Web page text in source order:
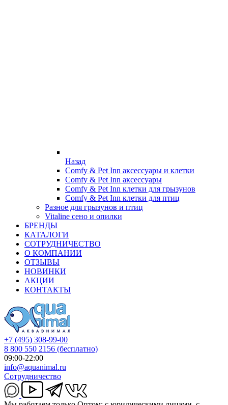
Назад
Comfy & Pet Inn аксессуары и клетки
Comfy & Pet Inn аксессуары
Comfy & Pet Inn клетки для грызунов
Comfy & Pet Inn клетки для птиц
Разное для грызунов и птиц
Vitaline сено и опилки
БРЕНДЫ
КАТАЛОГИ
СОТРУДНИЧЕСТВО
О КОМПАНИИ
ОТЗЫВЫ
НОВИНКИ
АКЦИИ
КОНТАКТЫ
+7 (495) 308-99-00
8 800 550 2156 (бесплатно)
09:00-22:00
info@aquanimal.ru
Сотрудничество